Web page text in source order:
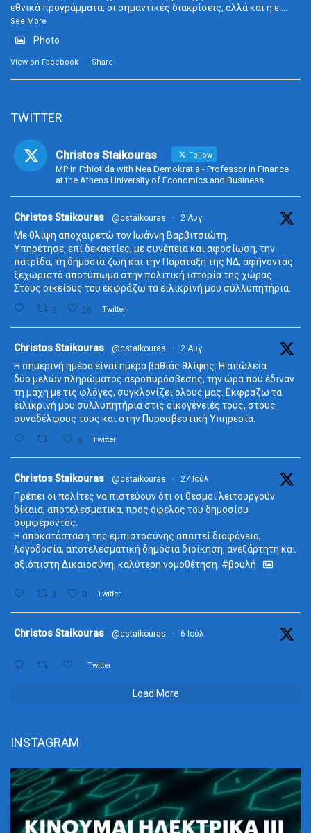
εθνικά προγράμματα, οι σημαντικές διακρίσεις, αλλά και η ε...
See More
Photo
View on Facebook · Share
TWITTER
Christos Staikouras Follow
MP in Fthiotida with Nea Demokratia - Professor in Finance
at the Athens University of Economics and Business
Christos Staikouras @cstaikouras · 2 Αυγ
Με θλίψη αποχαιρετώ τον Ιωάννη Βαρβιτσιώτη.
Υπηρέτησε, επί δεκαετίες, με συνέπεια και αφοσίωση, την
πατρίδα, τη δημόσια ζωή και την Παράταξη της ΝΔ, αφήνοντας
ξεχωριστό αποτύπωμα στην πολιτική ιστορία της χώρας.
Στους οικείους του εκφράζω τα ειλικρινή μου συλλυπητήρια.
2 26 Twitter
Christos Staikouras @cstaikouras · 2 Αυγ
Η σημερινή ημέρα είναι ημέρα βαθιάς θλίψης. Η απώλεια
δύο μελών πληρώματος αεροπυρόσβεσης, την ώρα που έδιναν
τη μάχη με τις φλόγες, συγκλονίζει όλους μας. Εκφράζω τα
ειλικρινή μου συλλυπητήρια στις οικογένειές τους, στους
συναδέλφους τους και στην Πυροσβεστική Υπηρεσία.
6 Twitter
Christos Staikouras @cstaikouras · 27 Ιούλ
Πρέπει οι πολίτες να πιστεύουν ότι οι θεσμοί λειτουργούν
δίκαια, αποτελεσματικά, προς όφελος του δημοσίου
συμφέροντος.
Η αποκατάσταση της εμπιστοσύνης απαιτεί διαφάνεια,
λογοδοσία, αποτελεσματική δημόσια διοίκηση, ανεξάρτητη και
αξιόπιστη Δικαιοσύνη, καλύτερη νομοθέτηση. #βουλή
3 9 Twitter
Christos Staikouras @cstaikouras · 6 Ιούλ
Twitter
Load More
INSTAGRAM